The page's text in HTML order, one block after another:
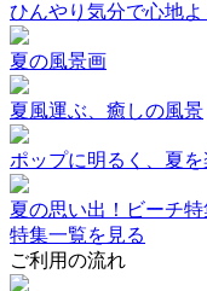
ひんやり気分で心地よ
夏の風景画
夏風運ぶ、癒しの風景
ポップに明るく、夏を
夏の思い出！ビーチ特
特集一覧を見る
ご利用の流れ